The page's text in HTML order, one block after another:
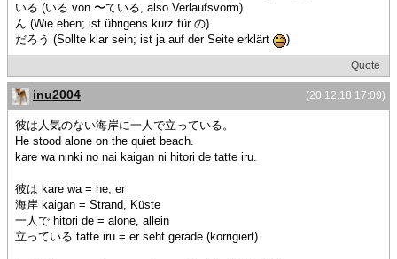
いる (いる von 〜ている, also Verlaufsvorm)
ん (Wie eben; ist übrigens kurz für の)
だろう (Sollte klar sein; ist ja auf der Seite erklärt
)
Quote
(20.12.18 17:09)
inu2004
彼は人気のない海岸に一人で立っている。
He stood alone on the quiet beach.
kare wa ninki no nai kaigan ni hitori de tatte iru.
彼は kare wa = he, er
海岸 kaigan = Strand, Küste
一人で hitori de = alone, allein
立っている tatte iru = er seht gerade (korrigiert)